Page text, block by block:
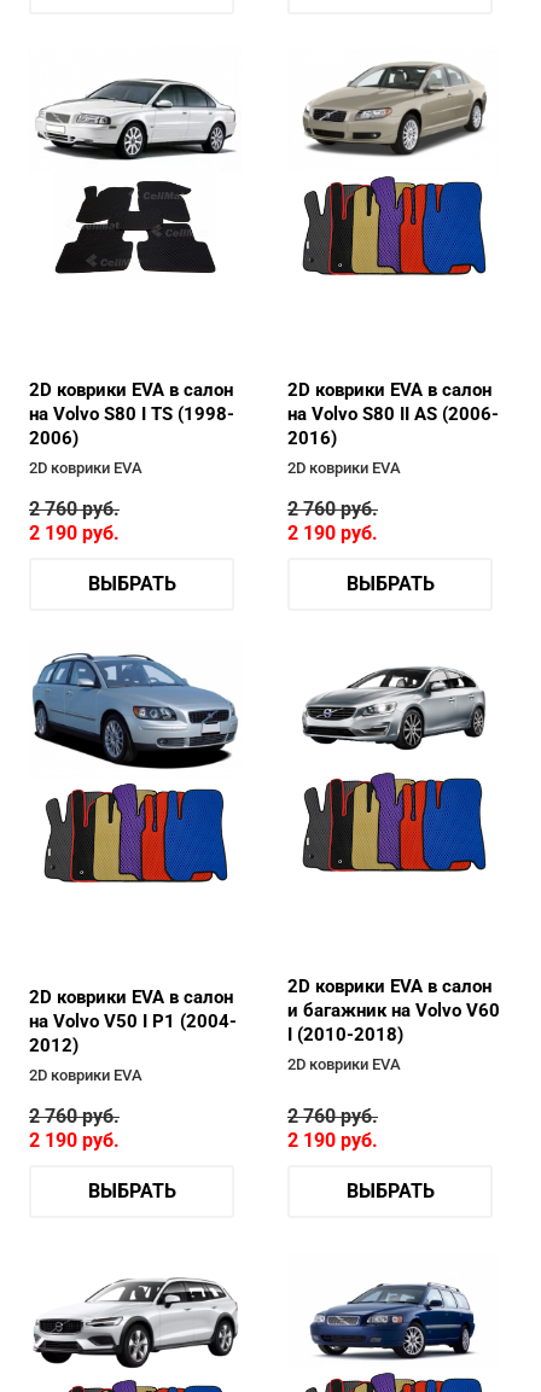
2D коврики EVA в салон
на Volvo S80 I TS (1998-
2006)
2D коврики EVA
2 760руб.
2 190 руб.
ВЫБРАТЬ
2D коврики EVA в салон
на Volvo S80 II AS (2006-
2016)
2D коврики EVA
2 760руб.
2 190 руб.
ВЫБРАТЬ
2D коврики EVA в салон
на Volvo V50 I P1 (2004-
2012)
2D коврики EVA
2 760руб.
2 190 руб.
ВЫБРАТЬ
2D коврики EVA в салон
и багажник на Volvo V60
I (2010-2018)
2D коврики EVA
2 760руб.
2 190 руб.
ВЫБРАТЬ